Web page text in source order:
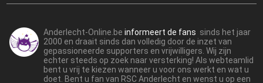
Anderlecht-Online.beinformeert de fans sinds het jaar
2000 en draait sinds dan volledig door de inzet van
gepassioneerde supporters en vrijwilligers. Wij zijn
echter steeds op zoek naar versterking! Als webteamlid
bent u vrij te kiezen wanneer u voor ons werkt en wat u
doet. Bent u fan van RSC Anderlecht en wenst u op een